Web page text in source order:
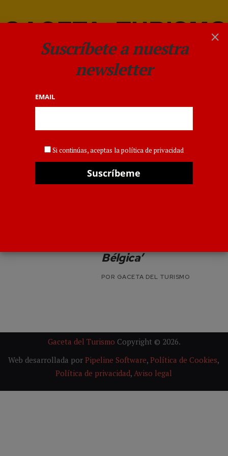
golf Premium
La Costa Blanca
Bélgica’
POR GACETA DEL TURISMO
Gaceta del Turismo Copyright © 2026.
Web desarrollada porPipeline Software,Política de Cookies,
Política de privacidad,Aviso legal
×
Suscríbete a nuestra
newsletter
EMAIL
Si continúas, aceptas la política de privacidad